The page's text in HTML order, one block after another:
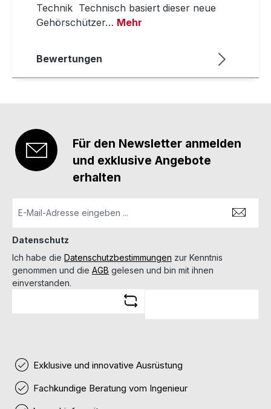
Technik Technisch basiert dieser neue
Gehörschützer… Mehr
Bewertungen
Für den Newsletter anmelden
und exklusive Angebote
erhalten
Datenschutz
Ich habe die Datenschutzbestimmungen zur Kenntnis
genommen und die AGB gelesen und bin mit ihnen
einverstanden.
Exklusive und innovative Ausrüstung
Fachkundige Beratung vom Ingenieur